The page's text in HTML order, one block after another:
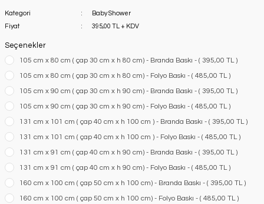
Kategori
Baby Shower
Fiyat
395,00 TL + KDV
Seçenekler
105 cm x 80 cm ( çap 30 cm x h 80 cm) - Branda Baskı - ( 395,00 TL )
105 cm x 80 cm ( çap 30 cm x h 80 cm) - Folyo Baskı - ( 485,00 TL )
105 cm x 90 cm ( çap 30 cm x h 90 cm) - Branda Baskı - ( 395,00 TL )
105 cm x 90 cm ( çap 30 cm x h 90 cm) - Folyo Baskı - ( 485,00 TL )
131 cm x 101 cm ( çap 40 cm x h 100 cm ) - Branda Baskı - ( 395,00 TL )
131 cm x 101 cm ( çap 40 cm x h 100 cm ) - Folyo Baskı - ( 485,00 TL )
131 cm x 91 cm ( çap 40 cm x h 90 cm) - Branda Baskı - ( 395,00 TL )
131 cm x 91 cm ( çap 40 cm x h 90 cm) - Folyo Baskı - ( 485,00 TL )
160 cm x 100 cm ( çap 50 cm x h 100 cm) - Branda Baskı - ( 395,00 TL )
160 cm x 100 cm ( çap 50 cm x h 100 cm) - Folyo Baskı - ( 485,00 TL )